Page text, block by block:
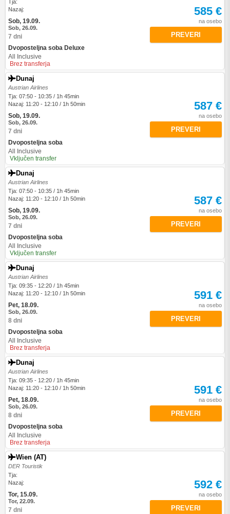
Tja:
Nazaj:
Sob, 19.09.
Sob, 26.09.
7 dni
Dvoposteljna soba Deluxe
All Inclusive
Brez transferja
585 €
na osebo
PREVERI
Dunaj
Austrian Airlines
Tja: 07:50 - 10:35 / 1h 45min
Nazaj: 11:20 - 12:10 / 1h 50min
Sob, 19.09.
Sob, 26.09.
7 dni
Dvoposteljna soba
All Inclusive
Vključen transfer
587 €
na osebo
PREVERI
Dunaj
Austrian Airlines
Tja: 07:50 - 10:35 / 1h 45min
Nazaj: 11:20 - 12:10 / 1h 50min
Sob, 19.09.
Sob, 26.09.
7 dni
Dvoposteljna soba
All Inclusive
Vključen transfer
587 €
na osebo
PREVERI
Dunaj
Austrian Airlines
Tja: 09:35 - 12:20 / 1h 45min
Nazaj: 11:20 - 12:10 / 1h 50min
Pet, 18.09.
Sob, 26.09.
8 dni
Dvoposteljna soba
All Inclusive
Brez transferja
591 €
na osebo
PREVERI
Dunaj
Austrian Airlines
Tja: 09:35 - 12:20 / 1h 45min
Nazaj: 11:20 - 12:10 / 1h 50min
Pet, 18.09.
Sob, 26.09.
8 dni
Dvoposteljna soba
All Inclusive
Brez transferja
591 €
na osebo
PREVERI
Wien (AT)
DER Touristik
Tja:
Nazaj:
Tor, 15.09.
Tor, 22.09.
7 dni
592 €
na osebo
PREVERI